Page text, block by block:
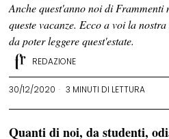
Anche quest'anno noi di
queste vacanze. Ecco a voi la
da poter leggere quest'estate.
REDAZIONE
30/12/2020 3 MINUTI DI LETTURA
Quanti di noi, da studenti,